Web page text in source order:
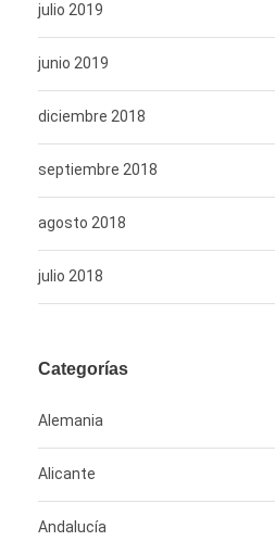
julio 2019
junio 2019
diciembre 2018
septiembre 2018
agosto 2018
julio 2018
Categorías
Alemania
Alicante
Andalucía